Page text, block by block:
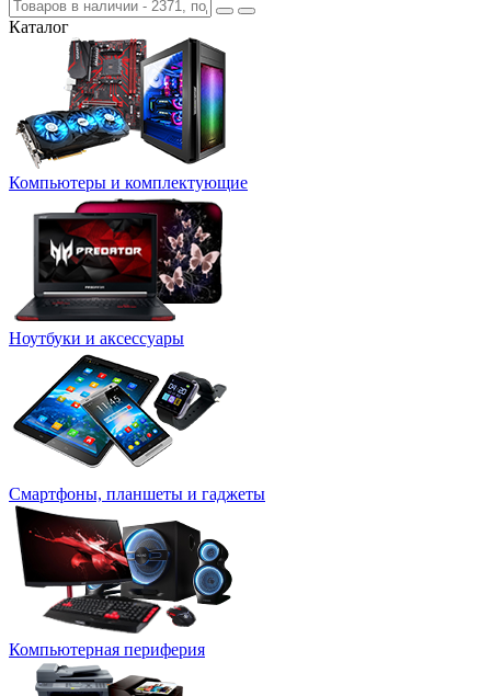
Каталог
Компьютеры и комплектующие
Ноутбуки и аксессуары
Смартфоны, планшеты и гаджеты
Компьютерная периферия